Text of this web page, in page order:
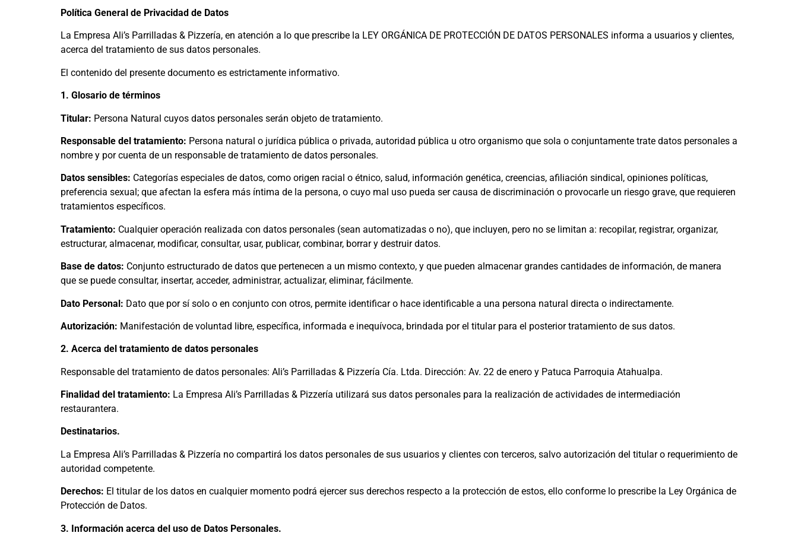
Política General de Privacidad de Datos
La Empresa Ali’s Parrilladas & Pizzería, en atención a lo que prescribe la LEY ORGÁNICA DE PROTECCIÓN DE DATOS PERSONALES informa a usuarios y clientes,
acerca del tratamiento de sus datos personales.
El contenido del presente documento es estrictamente informativo.
1. Glosario de términos
Titular: Persona Natural cuyos datos personales serán objeto de tratamiento.
Responsable del tratamiento: Persona natural o jurídica pública o privada, autoridad pública u otro organismo que sola o conjuntamente trate datos personales a
nombre y por cuenta de un responsable de tratamiento de datos personales.
Datos sensibles: Categorías especiales de datos, como origen racial o étnico, salud, información genética, creencias, afiliación sindical, opiniones políticas,
preferencia sexual; que afectan la esfera más íntima de la persona, o cuyo mal uso pueda ser causa de discriminación o provocarle un riesgo grave, que requieren
tratamientos específicos.
Tratamiento: Cualquier operación realizada con datos personales (sean automatizadas o no), que incluyen, pero no se limitan a: recopilar, registrar, organizar,
estructurar, almacenar, modificar, consultar, usar, publicar, combinar, borrar y destruir datos.
Base de datos: Conjunto estructurado de datos que pertenecen a un mismo contexto, y que pueden almacenar grandes cantidades de información, de manera
que se puede consultar, insertar, acceder, administrar, actualizar, eliminar, fácilmente.
Dato Personal: Dato que por sí solo o en conjunto con otros, permite identificar o hace identificable a una persona natural directa o indirectamente.
Autorización: Manifestación de voluntad libre, específica, informada e inequívoca, brindada por el titular para el posterior tratamiento de sus datos.
2. Acerca del tratamiento de datos personales
Responsable del tratamiento de datos personales: Ali’s Parrilladas & Pizzería Cía. Ltda. Dirección: Av. 22 de enero y Patuca Parroquia Atahualpa.
Finalidad del tratamiento: La Empresa Ali’s Parrilladas & Pizzería utilizará sus datos personales para la realización de actividades de intermediación
restaurantera.
Destinatarios.
La Empresa Ali’s Parrilladas & Pizzería no compartirá los datos personales de sus usuarios y clientes con terceros, salvo autorización del titular o requerimiento de
autoridad competente.
Derechos: El titular de los datos en cualquier momento podrá ejercer sus derechos respecto a la protección de estos, ello conforme lo prescribe la Ley Orgánica de
Protección de Datos.
3. Información acerca del uso de Datos Personales.